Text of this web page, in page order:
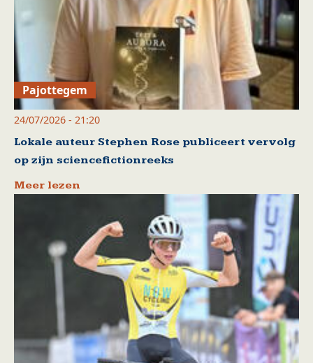
Pajottegem
24/07/2026 - 21:20
Lokale auteur Stephen Rose publiceert vervolg
op zijn sciencefictionreeks
Meer lezen